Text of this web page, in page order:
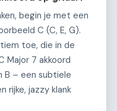
begin je met een
C (C, E, G).
toe, die in de
Major 7 akkoord
B – een subtiele
rijke, jazzy klank